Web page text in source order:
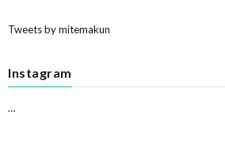
Tweets by mitemakun
Instagram
…